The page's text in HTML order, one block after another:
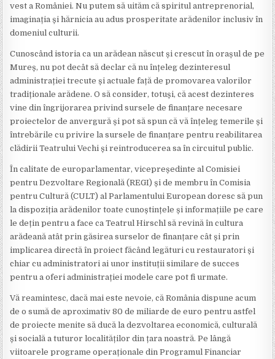
vest a României. Nu putem să uităm că spiritul antreprenorial,
imaginația și hărnicia au adus prosperitate arădenilor inclusiv în
domeniul culturii.
Cunoscând istoria ca un arădean născut și crescut în orașul de pe
Mureș, nu pot decât să declar că nu înțeleg dezinteresul
administrației trecute și actuale față de promovarea valorilor
tradiționale arădene. O să consider, totuși, că acest dezinteres
vine din îngrijorarea privind sursele de finanțare necesare
proiectelor de anvergură și pot să spun că vă înțeleg temerile și
întrebările cu privire la sursele de finanțare pentru reabilitarea
clădirii Teatrului Vechi și reintroducerea sa în circuitul public.
În calitate de europarlamentar, vicepreședinte al Comisiei
pentru Dezvoltare Regională (REGI) și de membru în Comisia
pentru Cultură (CULT) al Parlamentului European doresc să pun
la dispoziția arădenilor toate cunoștințele și informațiile pe care
le dețin pentru a face ca Teatrul Hirschl să revină în cultura
arădeană atât prin găsirea surselor de finanțare cât și prin
implicarea directă în proiect făcând legături cu restauratori și
chiar cu administratori ai unor instituții similare de succes
pentru a oferi administrației modele care pot fi urmate.
Vă reamintesc, dacă mai este nevoie, că România dispune acum
de o sumă de aproximativ 80 de miliarde de euro pentru astfel
de proiecte menite să ducă la dezvoltarea economică, culturală
și socială a tuturor localităților din țara noastră. Pe lângă
viitoarele programe operaționale din Programul Financiar